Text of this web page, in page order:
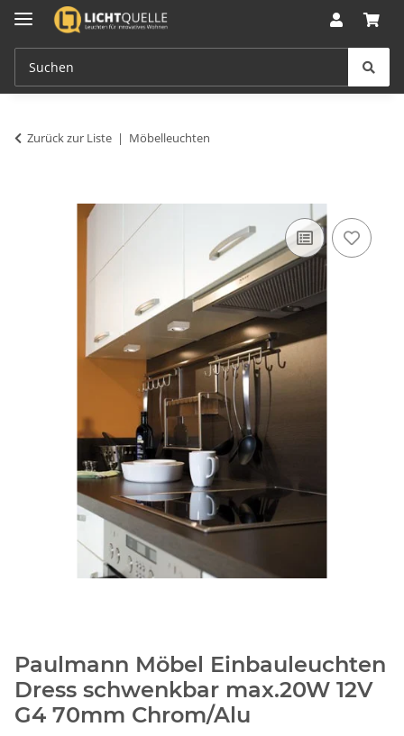
Zurück zur Liste Möbelleuchten
Paulmann Möbel Einbauleuchten
Dress schwenkbar max.20W 12V
G4 70mm Chrom/Alu